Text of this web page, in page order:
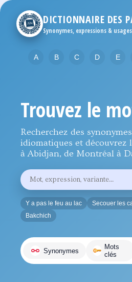
DICTIONNAIRE DES
Synonymes, expressions &
A B C D E
Trouvez le
Recherchez des
idiomatiques et découvrez
à Abidjan, de Montréal à
Rechercher
un
mot,
une
expression
ou
une
Y a pas le feu au lac Secouer les
Bakchich
Synonymes
Mots
clés